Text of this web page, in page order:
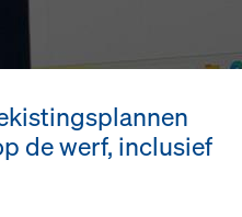
de werf, inclusief